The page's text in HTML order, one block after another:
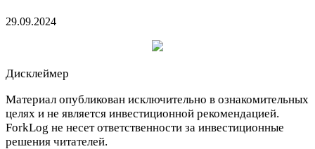
29.09.2024
Дисклеймер
Материал опубликован исключительно в ознакомительных
целях и не является инвестиционной рекомендацией.
ForkLog не несет ответственности за инвестиционные
решения читателей.